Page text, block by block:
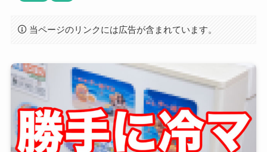
当ページのリンクには広告が含まれています。